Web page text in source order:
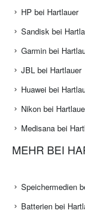
HP bei Hartlauer
Sandisk bei
Garmin bei
JBL bei Hartlauer
Huawei bei
Nikon bei
Medisana bei
MEHR BEI
Speichermedien
Batterien bei